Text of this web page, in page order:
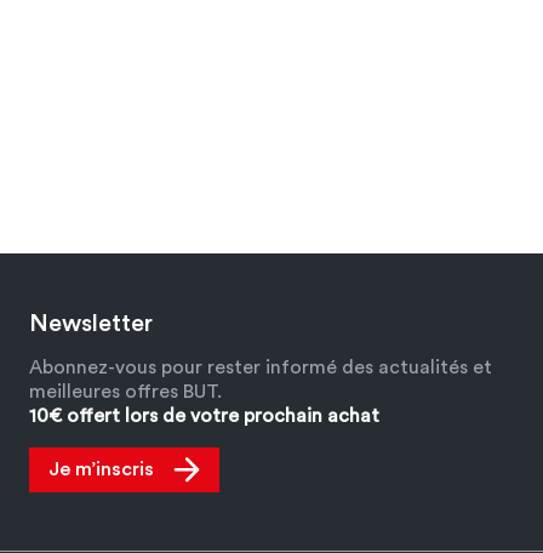
Newsletter
Abonnez-vous pour rester informé des actualités et
meilleures offres BUT.
10€ offert lors de votre prochain achat
Je m’inscris